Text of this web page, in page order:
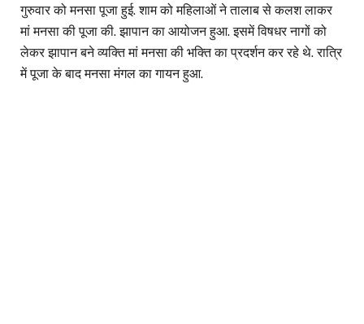
गुरुवार को मनसा पूजा हुई. शाम को महिलाओं ने तालाब से कलश लाकर
मां मनसा की पूजा की. झापान का आयोजन हुआ. इसमें विषधर नागों को
लेकर झापान बने व्यक्ति मां मनसा की भक्ति का प्रदर्शन कर रहे थे. रात्रि
में पूजा के बाद मनसा मंगल का गायन हुआ.